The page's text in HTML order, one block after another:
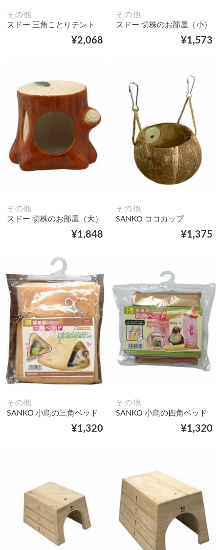
その他
スドー 三角ことりテント
¥2,068
その他
スドー 切株のお部屋（小）
¥1,573
その他
スドー 切株のお部屋（大）
¥1,848
その他
SANKO ココカップ
¥1,375
その他
SANKO 小鳥の三角ベッド
¥1,320
その他
SANKO 小鳥の四角ベッド
¥1,320